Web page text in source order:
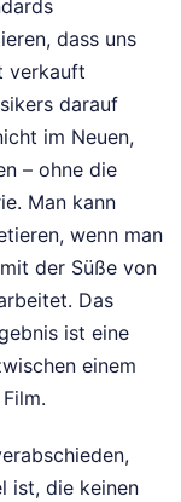
dass uns
verkauft
darauf
im Neuen,
– ohne die
Man kann
wenn man
der Süße von
Das
ist eine
einem
ist, die keinen